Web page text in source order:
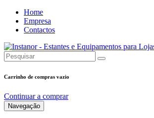
Home
Empresa
Contactos
Carrinho de compras vazio
Continuar a comprar
Navegação